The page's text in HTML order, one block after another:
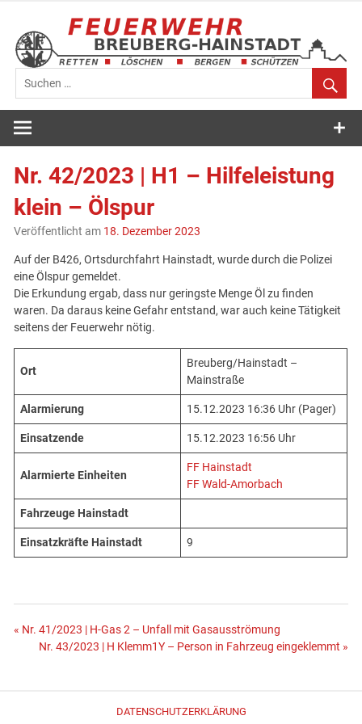
springen
Feuerwehr
Breuberg-
Hainstadt
Nr. 42/2023 | H1 – Hilfeleistung
klein – Ölspur
Veröffentlicht am 18. Dezember 2023
Auf der B426, Ortsdurchfahrt Hainstadt, wurde durch die Polizei
eine Ölspur gemeldet.
Die Erkundung ergab, dass nur geringste Menge Öl zu finden
waren. Da daraus keine Gefahr entstand, war auch keine Tätigkeit
seitens der Feuerwehr nötig.
Ort
Breuberg/Hainstadt –
Mainstraße
Alarmierung 15.12.2023 16:36 Uhr (Pager)
Einsatzende 15.12.2023 16:56 Uhr
Alarmierte Einheiten
FF Hainstadt
FF Wald-Amorbach
Fahrzeuge Hainstadt
Einsatzkräfte Hainstadt 9
Beitragsnavigation
« Nr. 41/2023 | H-Gas 2 – Unfall mit Gasausströmung
Nr. 43/2023 | H Klemm1Y – Person in Fahrzeug eingeklemmt »
DATENSCHUTZERKLÄRUNG